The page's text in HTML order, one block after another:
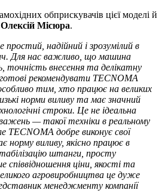
обприскувачів цієї моделі й
Олексій Місюра.
надійний і зрозумілий в
Для нас важливо, що машина
точність внесення та делікатну
рекомендувати TECNOMA
тим, хто працює на великих
норми виливу та має значний
строки. Це не ідеальна
— такої техніки в реальному
TECNOMA добре виконує свої
норму виливу, якісно працює в
штанги, просту
співвідношення ціни, якості та
агровиробництва це дуже
менеджменту компанії